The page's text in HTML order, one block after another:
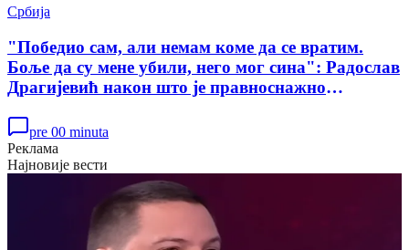
Србија
"Победио сам, али немам коме да се вратим.
Боље да су мене убили, него мог сина": Радослав
Драгијевић након што је правноснажно
pre 00 minuta
Реклама
Најновије вести